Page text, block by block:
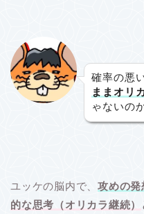
確率の悪
ままオリ
ゃないの
ユッケの脳内で、攻めの発
的な思考（オリカラ継続）